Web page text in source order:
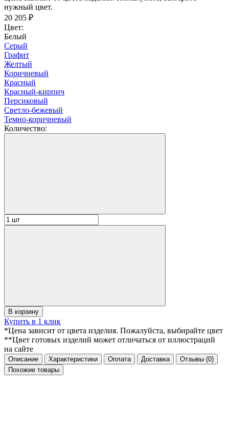
нужный цвет.
20 205 ₽
Цвет:
Белый
Серый
Графит
Желтый
Коричневый
Красный
Красный-кирпич
Персиковый
Светло-бежевый
Темно-коричневый
Количество:
В корзину
Купить в 1 клик
*Цена зависит от цвета изделия. Пожалуйста, выбирайте цвет
**Цвет готовых изделий может отличаться от иллюстраций
на сайте
Описание Характеристики Оплата Доставка Отзывы (0)
Похожие товары